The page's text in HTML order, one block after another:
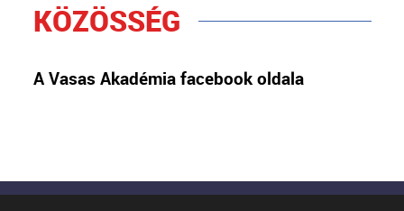
KÖZÖSSÉG
A Vasas Akadémia facebook oldala